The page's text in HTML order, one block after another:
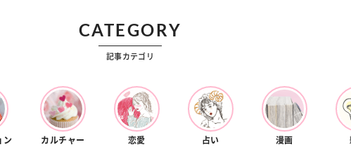
【12星座別】今月の恋愛運♡ 7月23日～
8月20日の運勢は？
【Dリーグ】
CATEGORY
記事カテゴリ
ン カルチャー 恋愛 占い 漫画